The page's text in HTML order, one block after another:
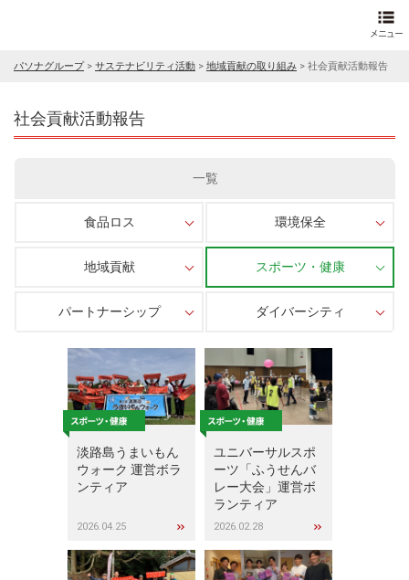
パソナグループ> サステナビリティ活動 > 地域貢献の取り組み > 社会貢献活動報告
社会貢献活動報告
一覧
食品ロス 環境保全
地域貢献 スポーツ・健康
パートナーシップ ダイバーシティ
淡路島うまいもん
ウォーク 運営ボラ
ンティア
2026.04.25
ユニバーサルスポ
ーツ「ふうせんバ
レー大会」運営ボ
ランティア
2026.02.28